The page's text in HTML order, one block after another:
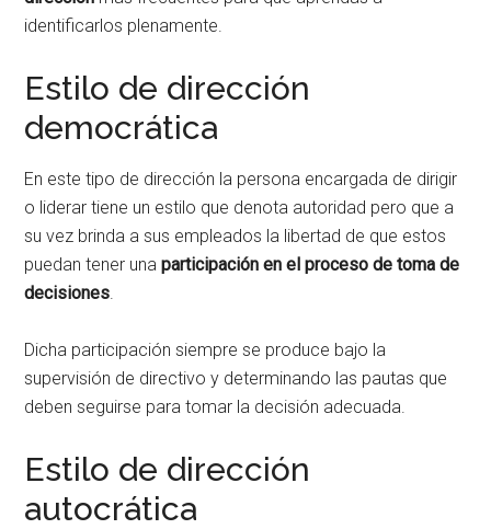
identificarlos plenamente.
Estilo de dirección
democrática
En este tipo de dirección la persona encargada de dirigir
o liderar tiene un estilo que denota autoridad pero que a
su vez brinda a sus empleados la libertad de que estos
puedan tener unaparticipación en el proceso de toma de
decisiones.
Dicha participación siempre se produce bajo la
supervisión de directivo y determinando las pautas que
deben seguirse para tomar la decisión adecuada.
Estilo de dirección
autocrática